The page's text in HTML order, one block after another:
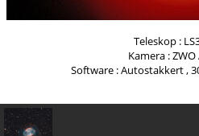
Teleskop :
Kamera : ZWO
Software : Autostakkert ,